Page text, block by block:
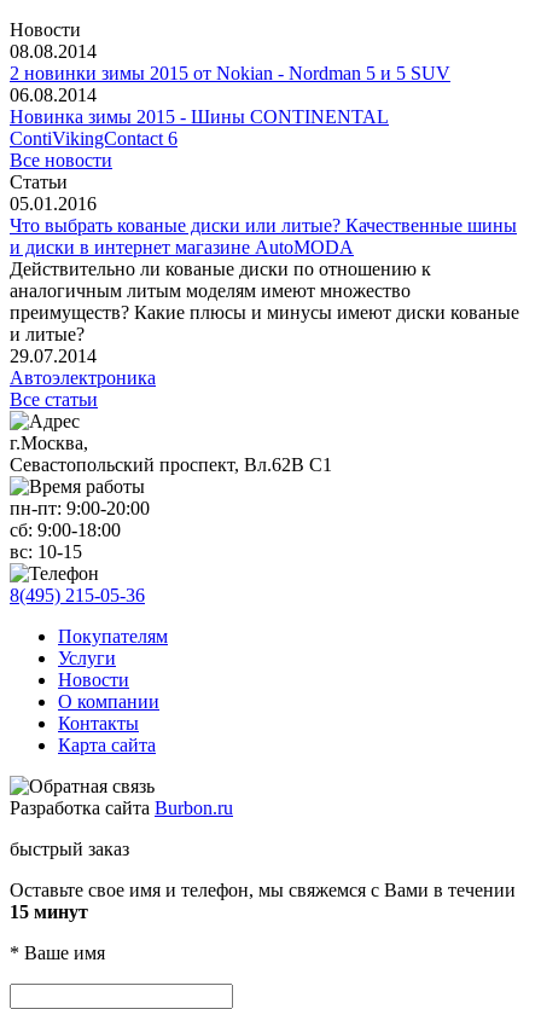
Новости
08.08.2014
2 новинки зимы 2015 от Nokian - Nordman 5 и 5 SUV
06.08.2014
Новинка зимы 2015 - Шины CONTINENTAL
ContiVikingContact 6
Все новости
Статьи
05.01.2016
Что выбрать кованые диски или литые? Качественные шины
и диски в интернет магазине AutoMODA
Действительно ли кованые диски по отношению к
аналогичным литым моделям имеют множество
преимуществ? Какие плюсы и минусы имеют диски кованые
и литые?
29.07.2014
Автоэлектроника
Все статьи
г.Москва,
Севастопольский проспект, Вл.62В С1
пн-пт: 9:00-20:00
сб: 9:00-18:00
вс: 10-15
8(495) 215-05-36
Покупателям
Услуги
Новости
О компании
Контакты
Карта сайта
Разработка сайта Burbon.ru
быстрый заказ
Оставьте свое имя и телефон, мы свяжемся с Вами в течении
15 минут
* Ваше имя